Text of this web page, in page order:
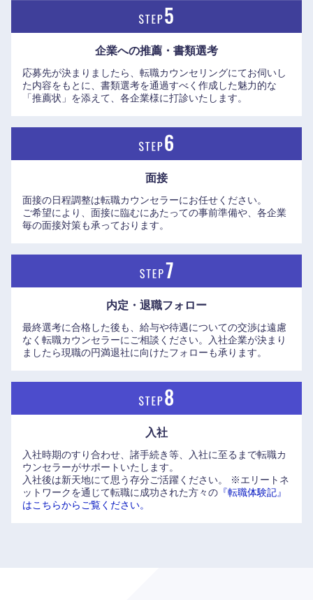
企業への推薦・書類選考
応募先が決まりましたら、転職カウンセリングにてお伺いし
た内容をもとに、書類選考を通過すべく作成した魅力的な
「推薦状」を添えて、各企業様に打診いたします。
面接
面接の日程調整は転職カウンセラーにお任せください。
ご希望により、面接に臨むにあたっての事前準備や、各企業
毎の面接対策も承っております。
内定・退職フォロー
最終選考に合格した後も、給与や待遇についての交渉は遠慮
なく転職カウンセラーにご相談ください。入社企業が決まり
ましたら現職の円満退社に向けたフォローも承ります。
入社
入社時期のすり合わせ、諸手続き等、入社に至るまで転職カ
ウンセラーがサポートいたします。
入社後は新天地にて思う存分ご活躍ください。
※エリートネ
ットワークを通じて転職に成功された方々の 『転職体験記』
はこちらからご覧ください。
大阪府 兵庫県
奈良県 和歌山県
鳥取県
岡山県